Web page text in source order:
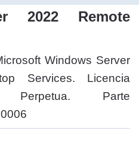
2022 Remote
Windows Server
Services. Licencia
Perpetua. Parte